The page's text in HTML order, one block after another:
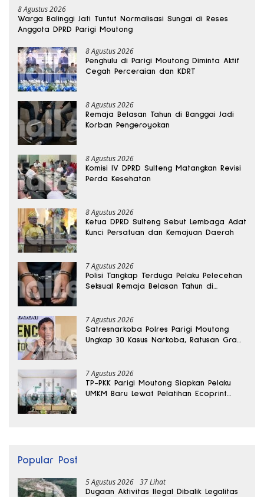
8 Agustus 2026
Warga Balinggi Jati Tuntut Normalisasi Sungai di Reses
Anggota DPRD Parigi Moutong
8 Agustus 2026
Penghulu di Parigi Moutong Diminta Aktif
Cegah Perceraian dan KDRT
8 Agustus 2026
Remaja Belasan Tahun di Banggai Jadi
Korban Pengeroyokan
8 Agustus 2026
Komisi IV DPRD Sulteng Matangkan Revisi
Perda Kesehatan
8 Agustus 2026
Ketua DPRD Sulteng Sebut Lembaga Adat
Kunci Persatuan dan Kemajuan Daerah
7 Agustus 2026
Polisi Tangkap Terduga Pelaku Pelecehan
Seksual Remaja Belasan Tahun di
7 Agustus 2026
Satresnarkoba Polres Parigi Moutong
Ungkap 30 Kasus Narkoba, Ratusan Gram
7 Agustus 2026
TP-PKK Parigi Moutong Siapkan Pelaku
UMKM Baru Lewat Pelatihan Ecoprint
Popular Post
5 Agustus 2026 37 Lihat
Dugaan Aktivitas Ilegal Dibalik Legalitas